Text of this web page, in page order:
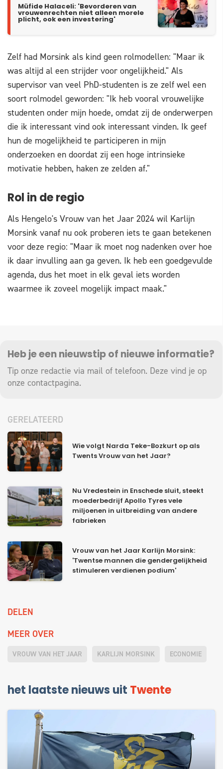
Müfide Halaceli: 'Bevorderen van
vrouwenrechten niet alleen morele
plicht, ook een investering'
Zelf had Morsink als kind geen rolmodellen: "Maar ik
was altijd al een strijder voor ongelijkheid." Als
supervisor van veel PhD-studenten is ze zelf wel een
soort rolmodel geworden: "Ik heb vooral vrouwelijke
studenten onder mijn hoede, omdat zij de onderwerpen
die ik interessant vind ook interessant vinden. Ik geef
hun de mogelijkheid te participeren in mijn
onderzoeken en doordat zij een hoge intrinsieke
motivatie hebben, haken ze zelden af."
Rol in de regio
Als Hengelo's Vrouw van het Jaar 2024 wil Karlijn
Morsink vanaf nu ook proberen iets te gaan betekenen
voor deze regio: "Maar ik moet nog nadenken over hoe
ik daar invulling aan ga geven. Ik heb een goedgevulde
agenda, dus het moet in elk geval iets worden
waarmee ik zoveel mogelijk impact maak."
Heb je een nieuwstip of nieuwe informatie?
Tip onze redactie via mail of telefoon. Deze vind je op
onze contactpagina.
GERELATEERD
Wie volgt Narda Teke-Bozkurt op als
Twents Vrouw van het Jaar?
Nu Vredestein in Enschede sluit, steekt
moederbedrijf Apollo Tyres vele
miljoenen in uitbreiding van andere
fabrieken
Vrouw van het Jaar Karlijn Morsink:
'Twentse mannen die gendergelijkheid
stimuleren verdienen podium'
DELEN
MEER OVER
VROUW VAN HET JAAR KARLIJN MORSINK ECONOMIE
het laatste nieuws uit Twente